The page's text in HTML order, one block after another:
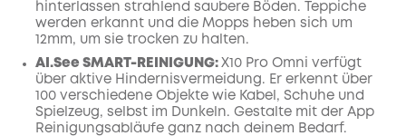
hinterlassen strahlend saubere Böden.
Teppiche
werden erkannt und die Mopps heben sich um
12mm, um sie trocken zu halten.
AI.See SMART-REINIGUNG: X10 Pro Omni verfügt
über aktive Hindernisvermeidung. Er erkennt über
100 verschiedene Objekte wie Kabel, Schuhe und
Spielzeug, selbst im Dunkeln. Gestalte mit der App
Reinigungsabläufe ganz nach deinem Bedarf.